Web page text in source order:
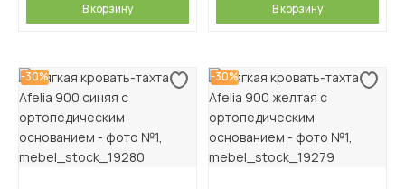
В корзину В корзину
-30% -30%